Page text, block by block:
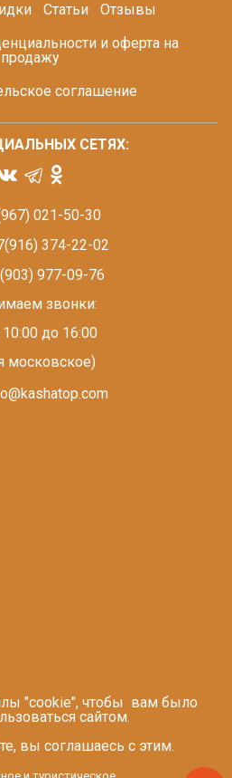
Статьи
Отзывы
и оферта на
продажу
соглашение
021-50-30
374-22-02
977-09-76
звонки:
10:00 до 16:00
московское)
СЕТЯХ:
"cookie", чтобы вам было
сайтом.
вы соглашаесь с этим.